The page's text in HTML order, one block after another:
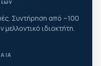
Συντήρηση από ~100
μελλοντικό ιδιοκτήτη.